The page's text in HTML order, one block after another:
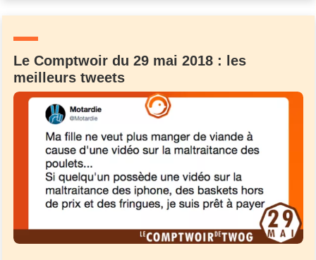
Le Comptwoir du 29 mai 2018 : les
meilleurs tweetsC'EST PARTI